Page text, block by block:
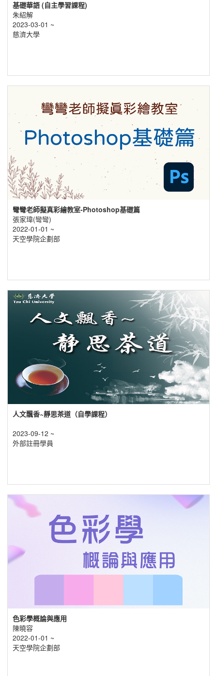
基礎華語 (自主學習課程)
朱紹解
2023-03-01 ~
慈濟大學
彎彎老師擬真彩繪教室-Photoshop基礎篇
張家瑋(彎彎)
2022-01-01 ~
天空學院企劃部
人文飄香~靜思茶道（自學課程）
2023-09-12 ~
外部註冊學員
色彩學概論與應用
陳曉容
2022-01-01 ~
天空學院企劃部